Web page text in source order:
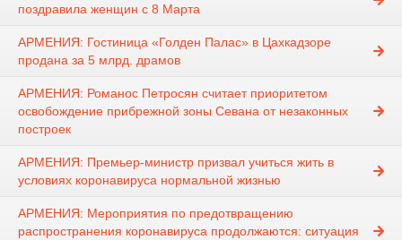
поздравила женщин с 8 Марта
АРМЕНИЯ: Гостиница «Голден Палас» в Цахкадзоре
продана за 5 млрд. драмов
АРМЕНИЯ: Романос Петросян считает приоритетом
освобождение прибрежной зоны Севана от незаконных
построек
АРМЕНИЯ: Премьер-министр призвал учиться жить в
условиях коронавируса нормальной жизнью
АРМЕНИЯ: Мероприятия по предотвращению
распространения коронавируса продолжаются: ситуация